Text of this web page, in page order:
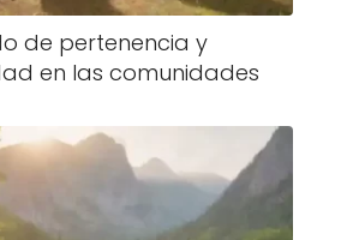
de pertenencia y
en las comunidades